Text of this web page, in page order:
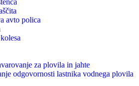
avto polica
za plovila in jahte
odgovornosti lastnika vodnega plovila